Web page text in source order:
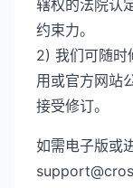
辖权的法院认
约束力。
2) 我们可随时
用或官方网站
接受修订。
如需电子版或